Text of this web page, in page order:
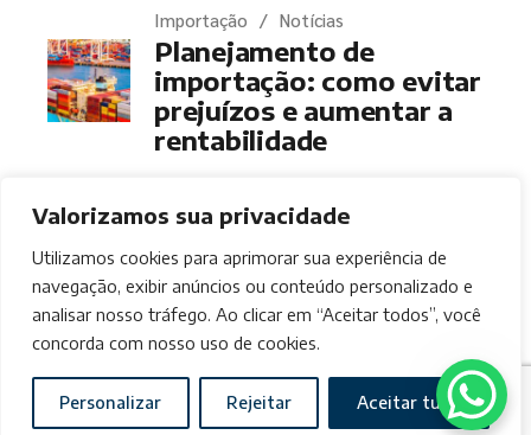
Valorizamos sua privacidade
Utilizamos cookies para aprimorar sua experiência de
navegação, exibir anúncios ou conteúdo personalizado e
analisar nosso tráfego. Ao clicar em “Aceitar todos”, você
concorda com nosso uso de cookies.
Personalizar Rejeitar Aceitar tudo
Importação Notícias
Planejamento de
importação: como evitar
prejuízos e aumentar a
rentabilidade
© 2021Power Trade Import, Todos os direitos
reservados